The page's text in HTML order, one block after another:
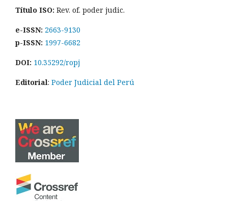
Título ISO: Rev. of. poder judic.
e-ISSN: 2663-9130
p-ISSN: 1997-6682
DOI: 10.35292/ropj
Editorial: Poder Judicial del Perú